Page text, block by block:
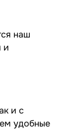
наш
и
и с
удобные